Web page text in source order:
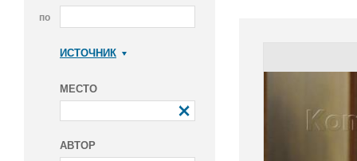
по
ИСТОЧНИК
МЕСТО
АВТОР